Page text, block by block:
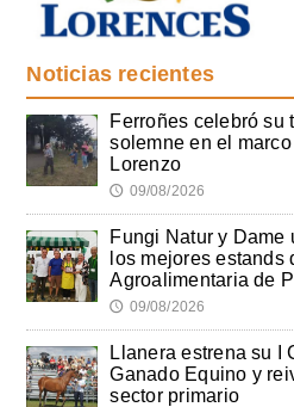
Noticias recientes
Ferroñes celebró su
solemne en el
Lorenzo
🕔 09/08/2026
Fungi Natur y Dame
los mejores estands
Agroalimentaria de
🕔 09/08/2026
Llanera estrena su I
Ganado Equino y
sector primario